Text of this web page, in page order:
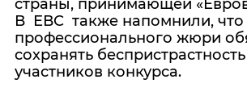
страны, принимающей
В ЕВС также напомнили, что
профессионального жюри
сохранять
участников конкурса.